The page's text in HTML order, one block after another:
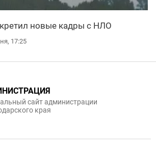
новые кадры с НЛО
17:25
сайт администрации
края